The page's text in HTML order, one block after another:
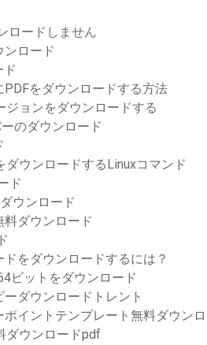
ロードしません
ンロード
をダウンロードする方法
ジョンをダウンロードする
のダウンロード
ウンロードするLinuxコマンド
ド
ウンロード
ダウンロード
をダウンロードするには？
ビットをダウンロード
ダウンロードトレント
イントテンプレート無料ダウン
ダウンロードpdf